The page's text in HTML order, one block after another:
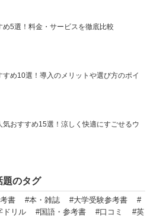
5選！料金・サービスを徹底比較
すめ10選！導入のメリットや選び方のポイ
おすすめ15選！涼しく快適にすごせるウ
題のタグ
書 #本・雑誌 #大学受験参考書
#
ドリル #国語・参考書 #口コミ
#英